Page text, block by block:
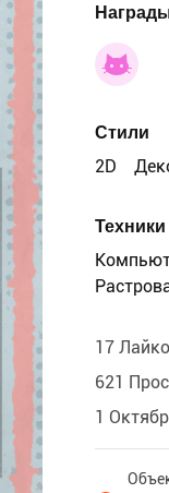
Стили
2D
Техники
17
621
1